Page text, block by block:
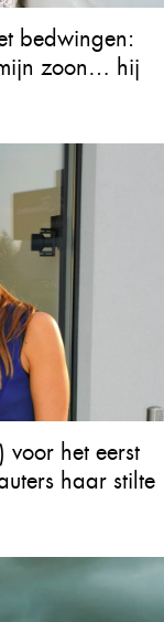
bedwingen:
zoon… hij
voor het eerst
haar stilte